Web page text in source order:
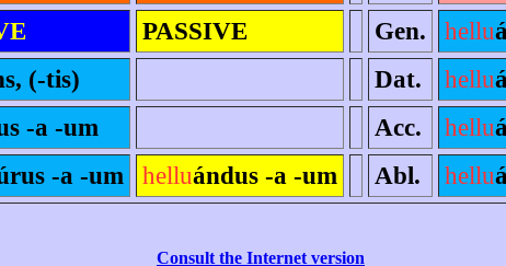
PASSIVE Gen. hellu
(-tis) Dat. hellu
-a -um Acc. hellu
-a -um helluándus -a -um Abl. hellu
Consult the Internet version